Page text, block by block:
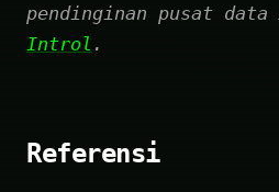
pendinginan pusat data
Introl .
Referensi